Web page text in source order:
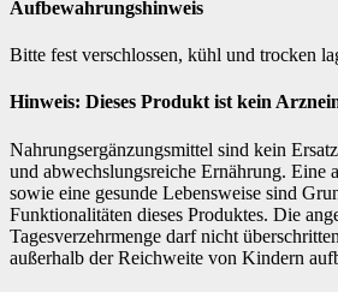
Aufbewahrungshinweis
Bitte fest verschlossen, kühl und trocken
Hinweis: Dieses Produkt ist kein
Nahrungsergänzungsmittel sind kein
und abwechslungsreiche Ernährung. Eine
sowie eine gesunde Lebensweise sind
Funktionalitäten dieses Produktes. Die
Tagesverzehrmenge darf nicht
außerhalb der Reichweite von Kindern